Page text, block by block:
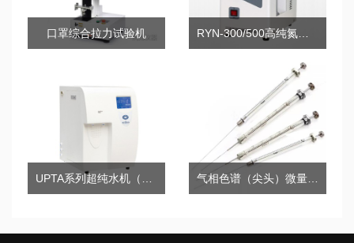
口罩综合拉力试验机